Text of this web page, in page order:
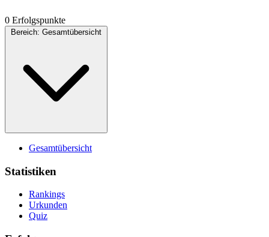
0 Erfolgspunkte
Bereich: Gesamtübersicht
Gesamtübersicht
Statistiken
Rankings
Urkunden
Quiz